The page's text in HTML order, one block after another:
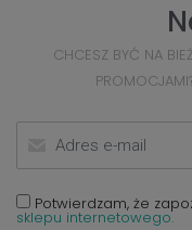
CHCESZ BYĆ NA
Potwierdzam, że
sklepu internetowego.